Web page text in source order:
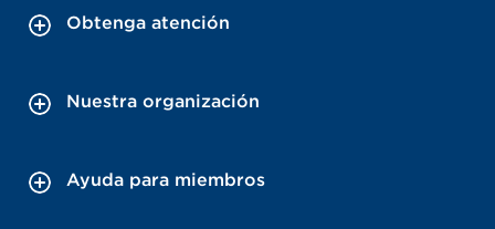
Obtenga atención
Nuestra organización
Ayuda para miembros